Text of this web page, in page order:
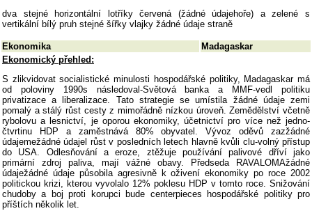
dva stejné horizontální lotříky červená (žádné údajehoře) a zelené s
vertikální bílý pruh stejné šířky vlajky žádné údaje straně
Ekonomika
Madagaskar
Ekonomický přehled:
S zlikvidovat socialistické minulosti hospodářské politiky, Madagaskar má
od poloviny 1990s následoval-Světová banka a MMF-vedl politiku
privatizace a liberalizace. Tato strategie se umístila žádné údaje zemi
pomalý a stálý růst cesty z mimořádně nízkou úroveň. Zemědělství včetně
rybolovu a lesnictví, je oporou ekonomiky, účetnictví pro více než jedno-
čtvrtinu HDP a zaměstnává 80% obyvatel. Vývoz oděvů zazžádné
údajemežádné údajel růst v posledních letech hlavně kvůli clu-volný přístup
do USA. Odlesňování a eroze, ztěžuje používání palivové dříví jako
primární zdroj paliva, mají vážné obavy. Předseda RAVALOMAžádné
údaježádné údaje působila agresivně k oživení ekonomiky po roce 2002
politickou krizi, kterou vyvolalo 12% poklesu HDP v tomto roce. Snižování
chudoby a boj proti korupci bude centerpieces hospodářské politiky pro
příštích několik let.